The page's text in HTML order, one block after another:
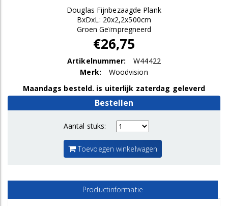
Douglas Fijnbezaagde Plank
BxDxL: 20x2,2x500cm
Groen Geïmpregneerd
€26,75
Artikelnummer:
W44422
Merk:
Woodvision
Maandags besteld. is uiterlijk zaterdag geleverd
Bestellen
Aantal stuks:
Toevoegen winkelwagen
Productinformatie